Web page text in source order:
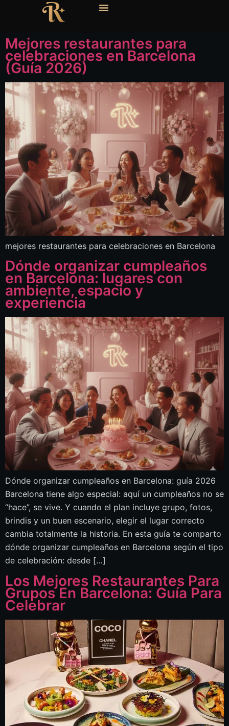
Mejores restaurantes para
celebraciones en Barcelona
(Guía 2026)
mejores restaurantes para celebraciones en Barcelona
Dónde organizar cumpleaños
en Barcelona: lugares con
ambiente, espacio y
experiencia
Dónde organizar cumpleaños en Barcelona: guía 2026
Barcelona tiene algo especial: aquí un cumpleaños no se
“hace”, se vive. Y cuando el plan incluye grupo, fotos,
brindis y un buen escenario, elegir el lugar correcto
cambia totalmente la historia. En esta guía te comparto
dónde organizar cumpleaños en Barcelona según el tipo
de celebración: desde […]
Los Mejores Restaurantes Para
Grupos En Barcelona: Guía Para
Celebrar